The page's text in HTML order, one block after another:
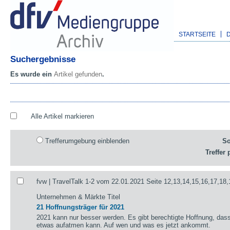
STARTSEITE
Suchergebnisse
Es wurde ein Artikel gefunden.
Alle Artikel markieren
Trefferumgebung einblenden
Treffer
fvw | TravelTalk 1-2 vom 22.01.2021 Seite
Unternehmen & Märkte Titel
21 Hoffnungsträger für 2021
2021 kann nur besser werden. Es gibt berechtigte Hoffnung,
etwas aufatmen kann. Auf wen und was es jetzt ankommt.